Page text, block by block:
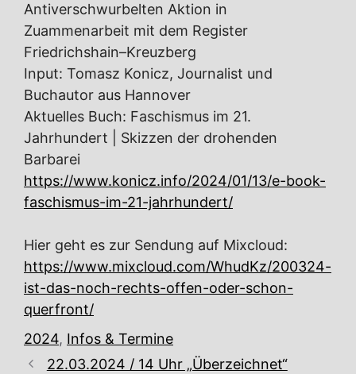
Antiverschwurbelten Aktion in
Zuammenarbeit mit dem Register
Friedrichshain–Kreuzberg
Input: Tomasz Konicz, Journalist und
Buchautor aus Hannover
Aktuelles Buch: Faschismus im 21.
Jahrhundert | Skizzen der drohenden
Barbarei
https://www.konicz.info/2024/01/13/e-book-
faschismus-im-21-jahrhundert/
Hier geht es zur Sendung auf Mixcloud:
https://www.mixcloud.com/WhudKz/200324-
ist-das-noch-rechts-offen-oder-schon-
querfront/
Kategorien
2024, Infos & Termine
22.03.2024 / 14 Uhr „Überzeichnet“